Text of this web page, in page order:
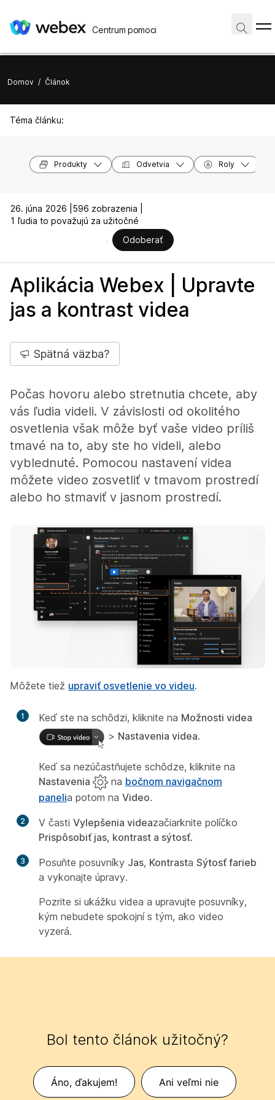
Centrum pomoci
Domov / Článok
Téma článku:
Produkty Odvetvia Roly
26. júna 2026 | 596 zobrazenia |
1 ľudia to považujú za užitočné
Odoberať
Aplikácia Webex | Upravte
jas a kontrast videa
Spätná väzba?
Počas hovoru alebo stretnutia chcete, aby
vás ľudia videli. V závislosti od okolitého
osvetlenia však môže byť vaše video príliš
tmavé na to, aby ste ho videli, alebo
vyblednuté. Pomocou nastavení videa
môžete video zosvetliť v tmavom prostredí
alebo ho stmaviť v jasnom prostredí.
Môžete tiež upraviť osvetlenie vo videu.
1 Keď ste na schôdzi, kliknite na Možnosti videa
> Nastavenia videa.
Keď sa nezúčastňujete schôdze, kliknite na
Nastavenia
na bočnom navigačnom
panelia potom na Video.
2 V časti Vylepšenia videazačiarknite políčko
Prispôsobiť jas, kontrast a sýtosť.
3 Posuňte posuvníky Jas, Kontrasta Sýtosť farieb
a vykonajte úpravy.
Pozrite si ukážku videa a upravujte posuvníky,
kým nebudete spokojní s tým, ako video
vyzerá.
Bol tento článok užitočný?
Áno, ďakujem! Ani veľmi nie